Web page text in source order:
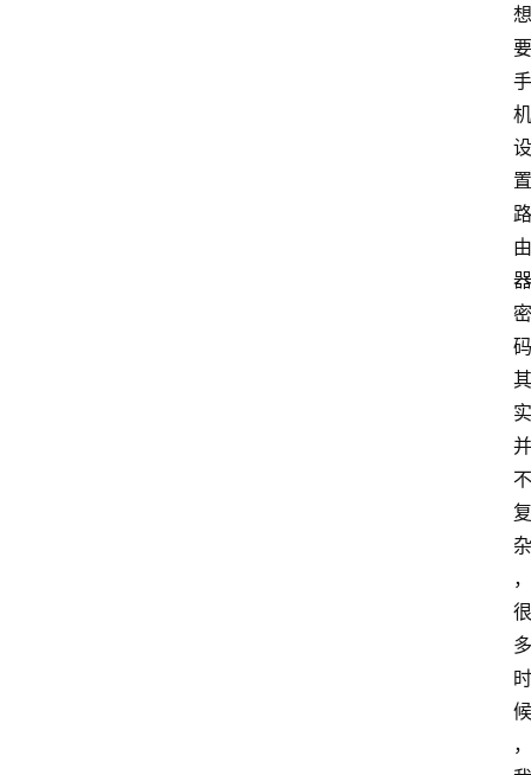
想
要
手
机
设
置
路
由
器
密
码
其
实
并
不
复
杂
，
很
多
时
候
，